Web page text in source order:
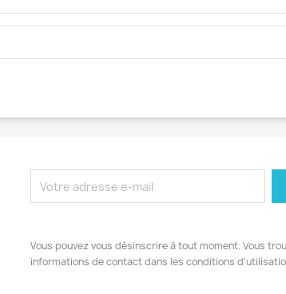
Vous pouvez vous désinscrire à tout moment. Vous
informations de contact dans les conditions